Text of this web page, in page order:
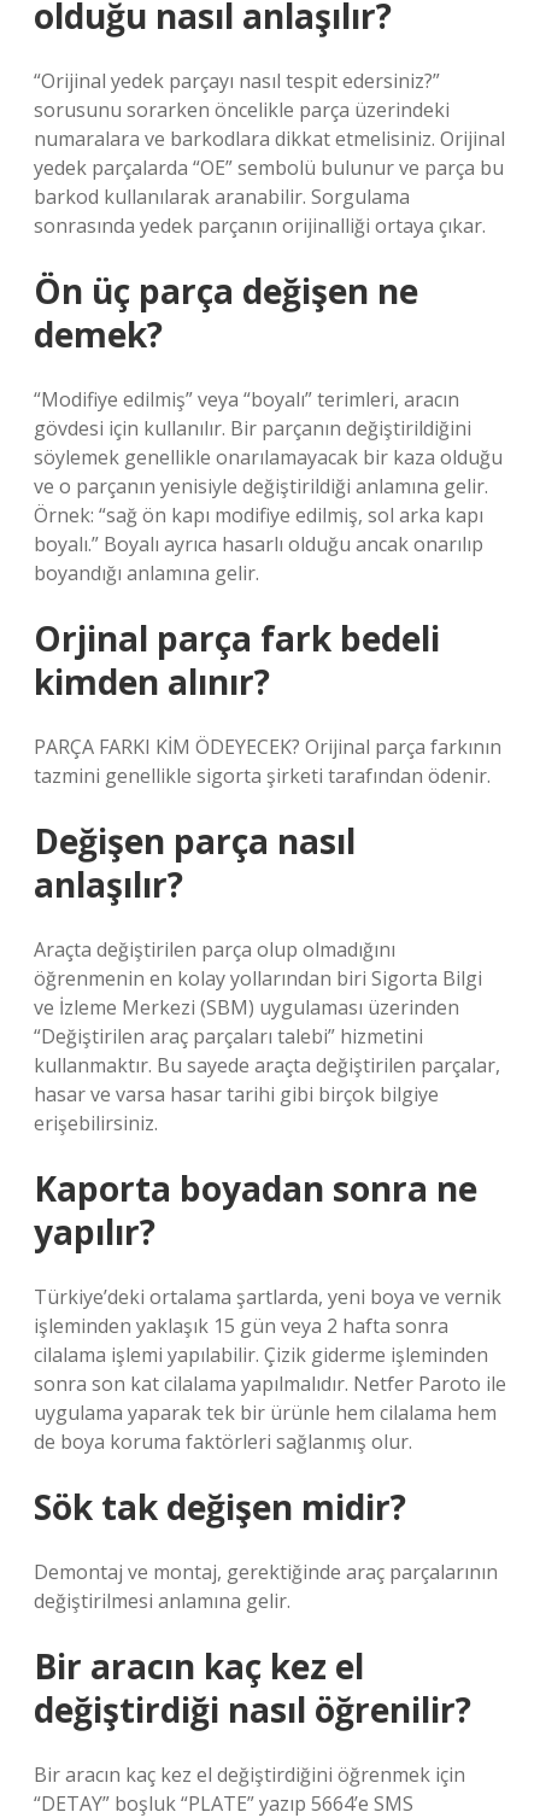
olduğu nasıl anlaşılır?
“Orijinal yedek parçayı nasıl tespit edersiniz?”
sorusunu sorarken öncelikle parça üzerindeki
numaralara ve barkodlara dikkat etmelisiniz. Orijinal
yedek parçalarda “OE” sembolü bulunur ve parça bu
barkod kullanılarak aranabilir. Sorgulama
sonrasında yedek parçanın orijinalliği ortaya çıkar.
Ön üç parça değişen ne
demek?
“Modifiye edilmiş” veya “boyalı” terimleri, aracın
gövdesi için kullanılır. Bir parçanın değiştirildiğini
söylemek genellikle onarılamayacak bir kaza olduğu
ve o parçanın yenisiyle değiştirildiği anlamına gelir.
Örnek: “sağ ön kapı modifiye edilmiş, sol arka kapı
boyalı.” Boyalı ayrıca hasarlı olduğu ancak onarılıp
boyandığı anlamına gelir.
Orjinal parça fark bedeli
kimden alınır?
PARÇA FARKI KİM ÖDEYECEK? Orijinal parça farkının
tazmini genellikle sigorta şirketi tarafından ödenir.
Değişen parça nasıl
anlaşılır?
Araçta değiştirilen parça olup olmadığını
öğrenmenin en kolay yollarından biri Sigorta Bilgi
ve İzleme Merkezi (SBM) uygulaması üzerinden
“Değiştirilen araç parçaları talebi” hizmetini
kullanmaktır. Bu sayede araçta değiştirilen parçalar,
hasar ve varsa hasar tarihi gibi birçok bilgiye
erişebilirsiniz.
Kaporta boyadan sonra ne
yapılır?
Türkiye’deki ortalama şartlarda, yeni boya ve vernik
işleminden yaklaşık 15 gün veya 2 hafta sonra
cilalama işlemi yapılabilir. Çizik giderme işleminden
sonra son kat cilalama yapılmalıdır. Netfer Paroto ile
uygulama yaparak tek bir ürünle hem cilalama hem
de boya koruma faktörleri sağlanmış olur.
Sök tak değişen midir?
Demontaj ve montaj, gerektiğinde araç parçalarının
değiştirilmesi anlamına gelir.
Bir aracın kaç kez el
değiştirdiği nasıl öğrenilir?
Bir aracın kaç kez el değiştirdiğini öğrenmek için
“DETAY” boşluk “PLATE” yazıp 5664’e SMS